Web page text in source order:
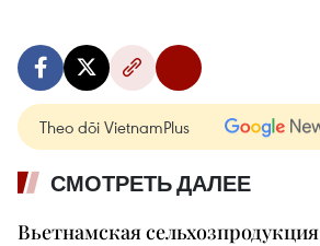
Theo dõi VietnamPlus
СМОТРЕТЬ ДАЛЕЕ
Вьетнамская сельхозпродукция